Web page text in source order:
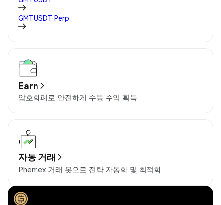
GMTUSDT Perp
Earn
암호화폐로 안전하게 수동 수익 획득
자동 거래
Phemex 거래 봇으로 전략 자동화 및 최적화